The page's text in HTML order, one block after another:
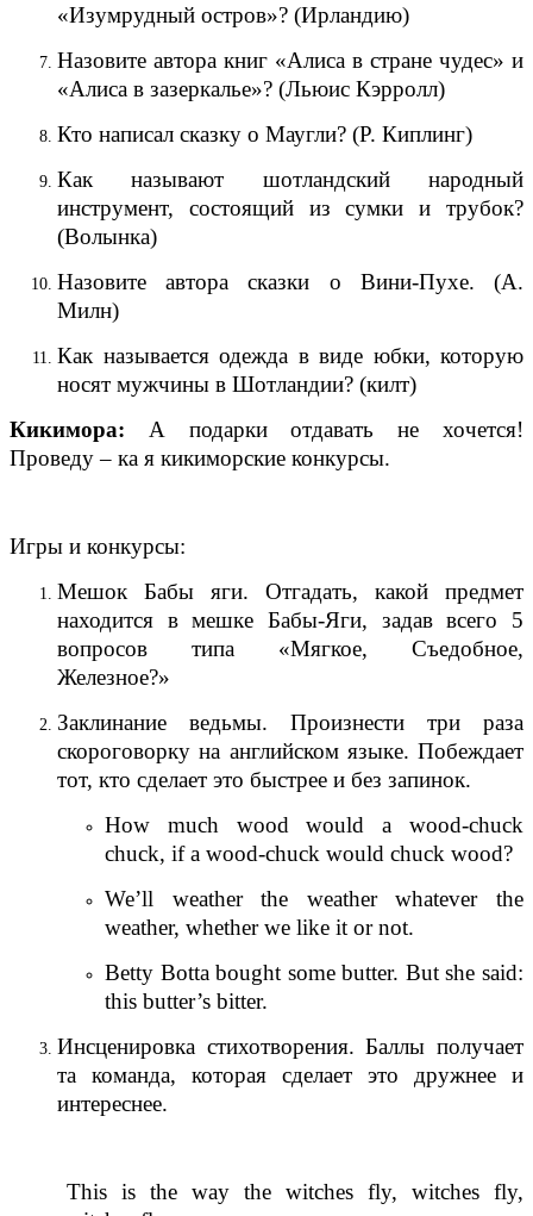
«Изумрудный остров»? (Ирландию)
Назовите автора книг «Алиса в стране чудес» и
«Алиса в зазеркалье»? (Льюис Кэрролл)
Кто написал сказку о Маугли? (Р. Киплинг)
Как называют шотландский народный
инструмент, состоящий из сумки и трубок?
(Волынка)
Назовите автора сказки о Вини-Пухе. (А.
Милн)
Как называется одежда в виде юбки, которую
носят мужчины в Шотландии? (килт)
Кикимора: А подарки отдавать не хочется!
Проведу – ка я кикиморские конкурсы.
Игры и конкурсы:
Мешок Бабы яги. Отгадать, какой предмет
находится в мешке Бабы-Яги, задав всего 5
вопросов типа «Мягкое, Съедобное,
Железное?»
Заклинание ведьмы. Произнести три раза
скороговорку на английском языке. Побеждает
тот, кто сделает это быстрее и без запинок.
How much wood would a wood-chuck
chuck, if a wood-chuck would chuck wood?
We’ll weather the weather whatever the
weather, whether we like it or not.
Betty Botta bought some butter. But she said:
this butter’s bitter.
Инсценировка стихотворения. Баллы получает
та команда, которая сделает это дружнее и
интереснее.
This is the way the witches fly, witches fly,